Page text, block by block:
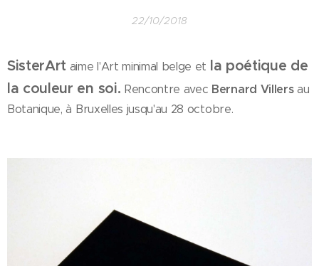
22/10/2018
SisterArt aime l'Art minimal belge et la poétique de
la couleur en soi. Rencontre avec Bernard Villersau
Botanique, à Bruxelles jusqu'au 28 octobre.